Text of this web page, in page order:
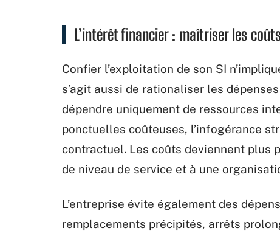
L’intérêt financier : maîtriser les
Confier l’exploitation de son SI
s’agit aussi de rationaliser les
dépendre uniquement de ressources
ponctuelles coûteuses, l’infogérance
contractuel. Les coûts deviennent plus
de niveau de service et à une
L’entreprise évite également des
remplacements précipités, arrêts